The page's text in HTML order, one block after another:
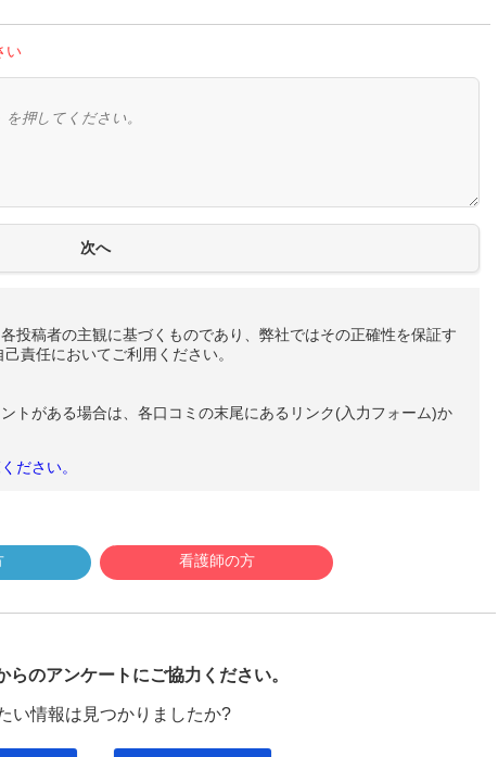
い
投稿者の主観に基づくものであり、弊社ではその正確性を保証す
責任においてご利用ください。
トがある場合は、各口コミの末尾にあるリンク(入力フォーム)か
ださい。
看護師の方
院なび
らのアンケートにご協力ください。
い情報は見つかりましたか?